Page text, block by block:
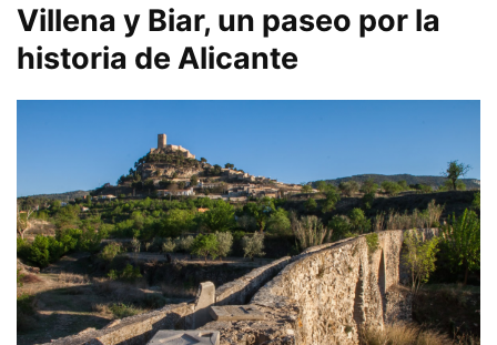
Villena y Biar, un paseo por la
historia de Alicante